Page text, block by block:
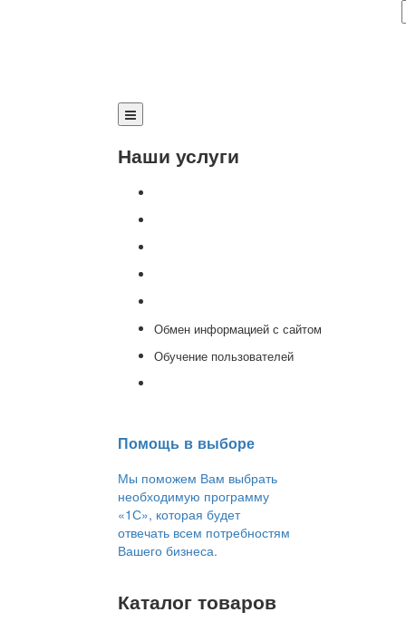
Наши услуги
Обмен информацией с сайтом
Обучение пользователей
Помощь в выборе
Мы поможем Вам выбрать
необходимую программу
«1С», которая будет
отвечать всем потребностям
Вашего бизнеса.
Каталог товаров